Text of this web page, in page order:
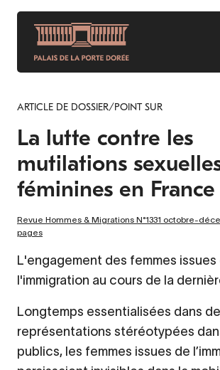
Aller
contenu
principal
ARTICLE DE DOSSIER/POINT SUR
La lutte contre les
mutilations
féminines en France
Revue Hommes & Migrations N°1331 octobre-
pages
L'engagement des femmes issues
l'immigration au cours de la
Longtemps essentialisées dans
représentations stéréotypées
publics, les femmes issues de